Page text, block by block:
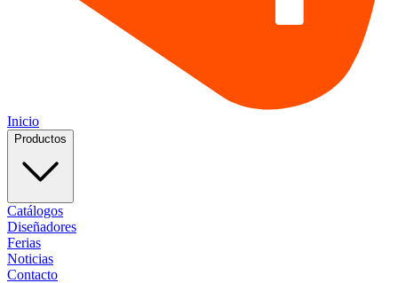
Inicio
Productos
Catálogos
Diseñadores
Ferias
Noticias
Contacto